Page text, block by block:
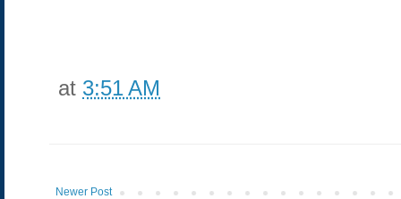
at 3:51 AM
Newer Post